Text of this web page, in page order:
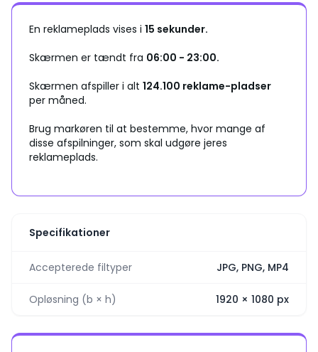
En reklameplads vises i 15 sekunder.
Skærmen er tændt fra 06:00 - 23:00.
Skærmen afspiller i alt 124.100 reklame-pladser
per måned.
Brug markøren til at bestemme, hvor mange af
disse afspilninger, som skal udgøre jeres
reklameplads.
Specifikationer
Accepterede filtyper JPG, PNG, MP4
Opløsning (b × h) 1920 × 1080 px